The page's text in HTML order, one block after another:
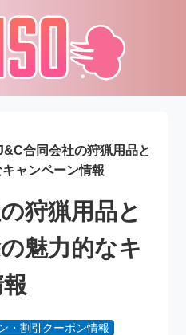
合同会社の狩猟用品と
ャンペーン情報
狩猟用品と
魅力的なキ
・割引クーポン情報